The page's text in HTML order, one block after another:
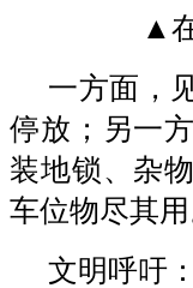
▲
一方面，
停放；另一
装地锁、杂
车位物尽其用
文明呼吁